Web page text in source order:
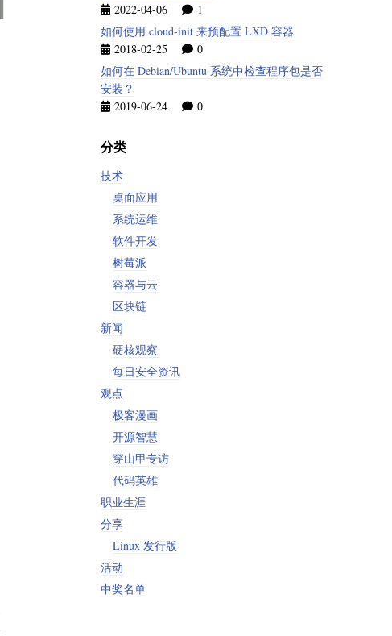
2022-04-06
1
如何使用 cloud-init 来预配置 LXD 容器
2018-02-25
0
如何在 Debian/Ubuntu 系统中检查程序包是否
安装？
2019-06-24
0
分类
技术
桌面应用
系统运维
软件开发
树莓派
容器与云
区块链
新闻
硬核观察
每日安全资讯
观点
极客漫画
开源智慧
穿山甲专访
代码英雄
职业生涯
分享
Linux 发行版
活动
中奖名单